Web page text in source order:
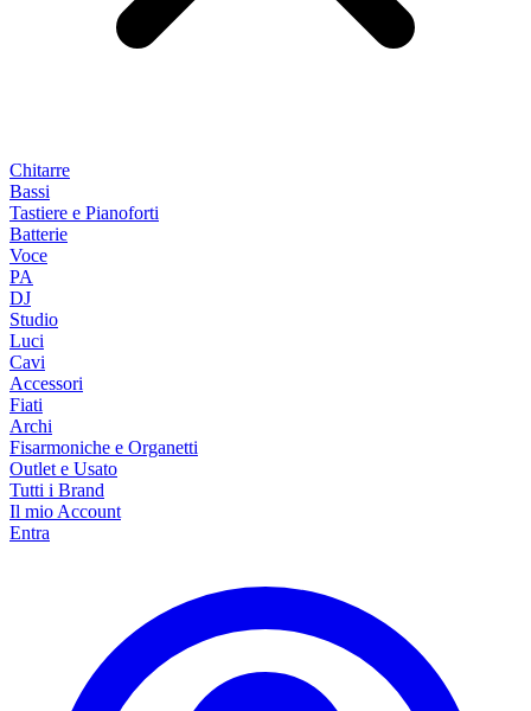
Chitarre
Bassi
Tastiere e Pianoforti
Batterie
Voce
PA
DJ
Studio
Luci
Cavi
Accessori
Fiati
Archi
Fisarmoniche e Organetti
Outlet e Usato
Tutti i Brand
Il mio Account
Entra